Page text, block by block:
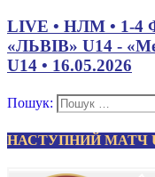
LIVE • НЛМ • 1-
«ЛЬВІВ» U14 -
U14 • 16.05.2026
Пошук:
НАСТУПНИЙ МАТЧ